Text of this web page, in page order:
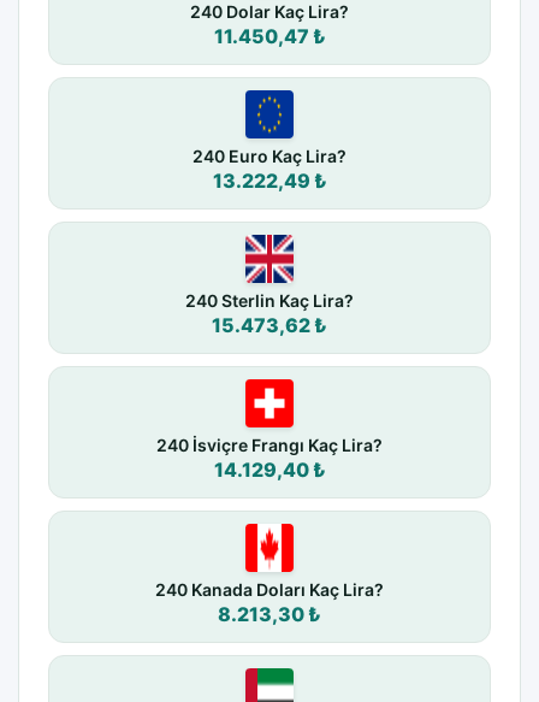
240 Dolar Kaç Lira?
11.450,47 ₺
240 Euro Kaç Lira?
13.222,49 ₺
240 Sterlin Kaç Lira?
15.473,62 ₺
240 İsviçre Frangı Kaç Lira?
14.129,40 ₺
240 Kanada Doları Kaç Lira?
8.213,30 ₺